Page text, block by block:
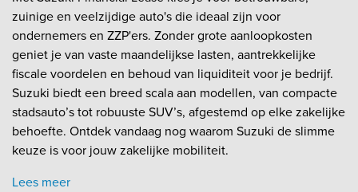
zuinige en veelzijdige auto's die ideaal zijn voor
ondernemers en ZZP'ers. Zonder grote aanloopkosten
geniet je van vaste maandelijkse lasten, aantrekkelijke
fiscale voordelen en behoud van liquiditeit voor je bedrijf.
Suzuki biedt een breed scala aan modellen, van compacte
stadsauto’s tot robuuste SUV’s, afgestemd op elke zakelijke
behoefte. Ontdek vandaag nog waarom Suzuki de slimme
keuze is voor jouw zakelijke mobiliteit.
Lees meer